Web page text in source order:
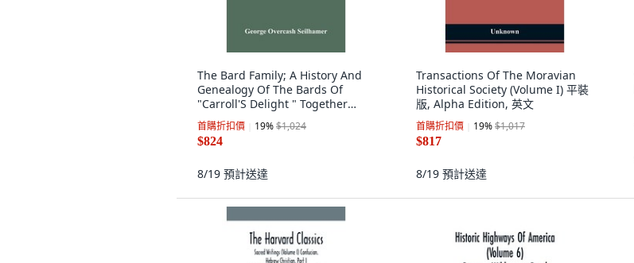
The Bard Family; A History And
Genealogy Of The Bards Of
"Carroll'S Delight " Together
With A Chroni... 平裝版, Alpha
Edition, 英文
首購折扣價 19%$1,024
$824
8/19 預計送達
Transactions Of The Moravian
Historical Society (Volume I) 平裝
版, Alpha Edition, 英文
首購折扣價 19%$1,017
$817
8/19 預計送達